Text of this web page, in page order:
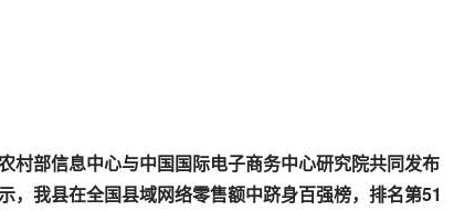
村部信息中心与中国国际电子商务中心研究院共同发布
，我县在全国县域网络零售额中跻身百强榜，排名第51